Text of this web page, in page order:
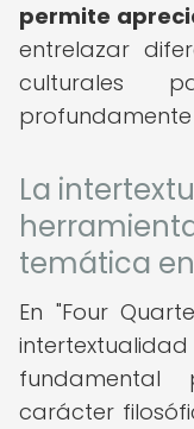
permite
entrelazar
culturales
La
temática
En "Four
carácter